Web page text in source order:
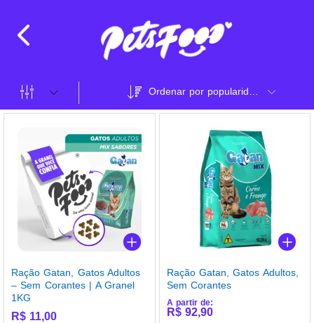
Ração Gatan, Gatos Adultos
– Sem Corantes | A Granel
1KG
R$ 11,00
Ração Gatan, Gatos Adultos,
Sem Corantes
A partir de:
R$92,90